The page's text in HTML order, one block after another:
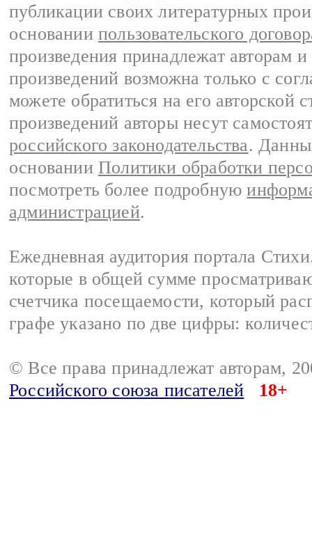
публикации своих литературных
основании пользовательского
произведения принадлежат авторам
произведений возможна только с
можете обратиться на его авторской
произведений авторы несут
российского законодательства.
основании Политики обработки
посмотреть более подробную
администрацией.
Ежедневная аудитория портала
которые в общей сумме
счетчика посещаемости, который
графе указано по две цифры:
© Все права принадлежат авторам,
Российского союза писателей
18+